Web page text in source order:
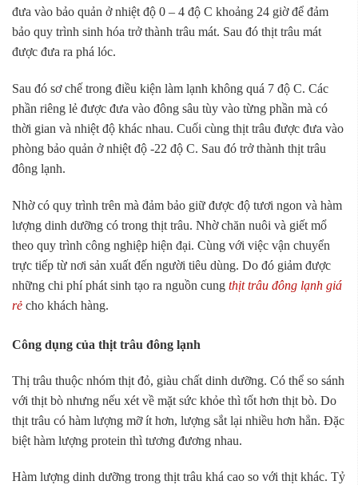
đưa vào bảo quản ở nhiệt độ 0 – 4 độ C khoảng 24 giờ để đảm
bảo quy trình sinh hóa trở thành trâu mát. Sau đó thịt trâu mát
được đưa ra phá lóc.
Sau đó sơ chế trong điều kiện làm lạnh không quá 7 độ C. Các
phần riêng lẻ được đưa vào đông sâu tùy vào từng phần mà có
thời gian và nhiệt độ khác nhau. Cuối cùng thịt trâu được đưa vào
phòng bảo quản ở nhiệt độ -22 độ C. Sau đó trở thành thịt trâu
đông lạnh.
Nhờ có quy trình trên mà đảm bảo giữ được độ tươi ngon và hàm
lượng dinh dưỡng có trong thịt trâu. Nhờ chăn nuôi và giết mổ
theo quy trình công nghiệp hiện đại. Cùng với việc vận chuyển
trực tiếp từ nơi sản xuất đến người tiêu dùng. Do đó giảm được
những chi phí phát sinh tạo ra nguồn cung thịt trâu đông lạnh giá
rẻ cho khách hàng.
Công dụng của thịt trâu đông lạnh
Thị trâu thuộc nhóm thịt đỏ, giàu chất dinh dưỡng. Có thể so sánh
với thịt bò nhưng nếu xét về mặt sức khỏe thì tốt hơn thịt bò. Do
thịt trâu có hàm lượng mỡ ít hơn, lượng sắt lại nhiều hơn hẳn. Đặc
biệt hàm lượng protein thì tương đương nhau.
Hàm lượng dinh dưỡng trong thịt trâu khá cao so với thịt khác. Tỷ